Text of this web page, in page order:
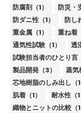
防腐剤（1）
防災・
防ダニ性（1）
防し
重金属（1）
重ね着
通気性試験（1）
透
試験担当者のひとり言
製品開発（3）
蒸気
芯地樹脂のしみ出し（1
肌着（1）
耐水性（1
織物とニットの比較（1